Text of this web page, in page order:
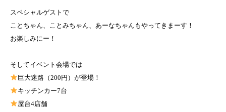
スペシャルゲストで
ことちゃん、ことみちゃん、あーなちゃんもやってきまーす！
お楽しみにー！
そしてイベント会場では
巨大迷路（200円）が登場！
キッチンカー7台
屋台4店舗